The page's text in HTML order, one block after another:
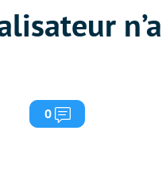
0 Commentaires